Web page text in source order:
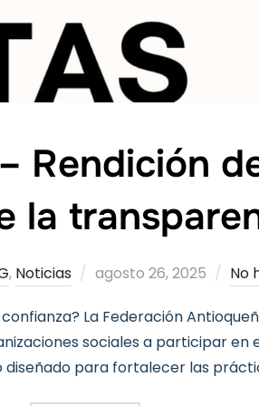
Rendición
la
, Noticias
Publicado
agosto 26, 2025 No
La Federación
sociales a participar en
para fortalecer las